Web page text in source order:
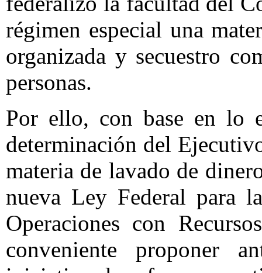
régimen especial una
organizada y secuestro
personas.
Por ello, con base en lo
determinación del
materia de lavado de
nueva Ley Federal para
Operaciones con
conveniente proponer